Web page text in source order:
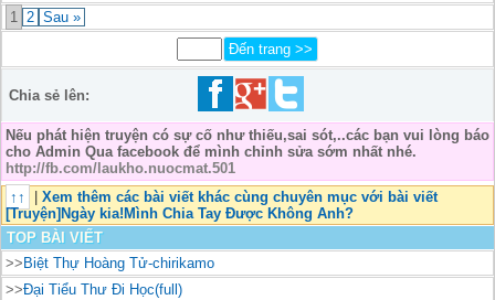
1
2 Sau »
Chia sẻ lên:
Nếu phát hiện truyện có sự cố như thiếu,sai sót,..các bạn vui lòng báo
cho Admin Qua facebook để mình chỉnh sửa sớm nhất nhé.
http://fb.com/laukho.nuocmat.501
↑↑
| Xem thêm các bài viết khác cùng chuyên mục với bài viết
[Truyện]Ngày kia!Mình Chia Tay Được Không Anh?
TOP BÀI VIẾT
>>Biệt Thự Hoàng Tử-chirikamo
>>Đại Tiểu Thư Đi Học(full)